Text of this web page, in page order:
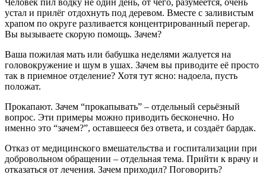
Человек пил водку не один день, от чего, разумеется, очень
устал и прилёг отдохнуть под деревом. Вместе с заливистым
храпом по округе разливается концентрированный перегар.
Вы вызываете скорую помощь. Зачем?
Ваша пожилая мать или бабушка неделями жалуется на
головокружение и шум в ушах. Зачем вы приводите её просто
так в приемное отделение? Хотя тут ясно: надоела, пусть
положат.
Прокапают. Зачем “прокапывать” – отдельный серьёзный
вопрос. Эти примеры можно приводить бесконечно. Но
именно это “зачем?”, оставшееся без ответа, и создаёт бардак.
Отказ от медицинского вмешательства и госпитализации при
добровольном обращении – отдельная тема. Прийти к врачу и
отказаться от лечения. Зачем приходил? Поговорить?